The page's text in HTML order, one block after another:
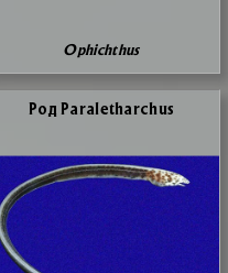
Ophichthus
Род Paraletharchus